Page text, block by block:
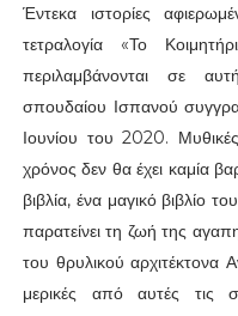
Έντεκα ιστορίες
τετραλογία «Το
περιλαμβάνονται σε
σπουδαίου Ισπανού
Ιουνίου του 2020.
χρόνος δεν θα έχει καμία
βιβλία, ένα μαγικό βιβλίο
παρατείνει τη ζωή της
του θρυλικού αρχιτέκτονα
μερικές από αυτές τις